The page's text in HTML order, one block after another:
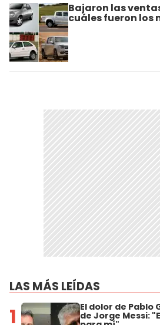
Bajaron las
cuáles fueron los
LAS MÁS LEÍDAS
1 El dolor de
de Jorge Messi: